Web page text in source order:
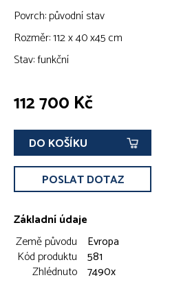
Povrch: původní stav
Rozměr: 112 x 40 x45 cm
Stav: funkční
112 700 Kč
DO KOŠÍKU
POSLAT DOTAZ
Základní údaje
Země původu
Evropa
Kód produktu 581
Zhlédnuto 7490x